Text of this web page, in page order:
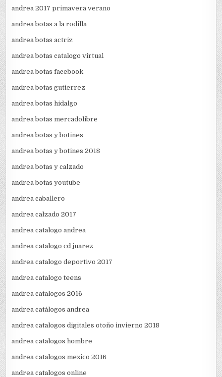
andrea 2017 primavera verano
andrea botas a la rodilla
andrea botas actriz
andrea botas catalogo virtual
andrea botas facebook
andrea botas gutierrez
andrea botas hidalgo
andrea botas mercadolibre
andrea botas y botines
andrea botas y botines 2018
andrea botas y calzado
andrea botas youtube
andrea caballero
andrea calzado 2017
andrea catalogo andrea
andrea catalogo cd juarez
andrea catalogo deportivo 2017
andrea catalogo teens
andrea catalogos 2016
andrea catálogos andrea
andrea catalogos digitales otoño invierno 2018
andrea catalogos hombre
andrea catalogos mexico 2016
andrea catalogos online